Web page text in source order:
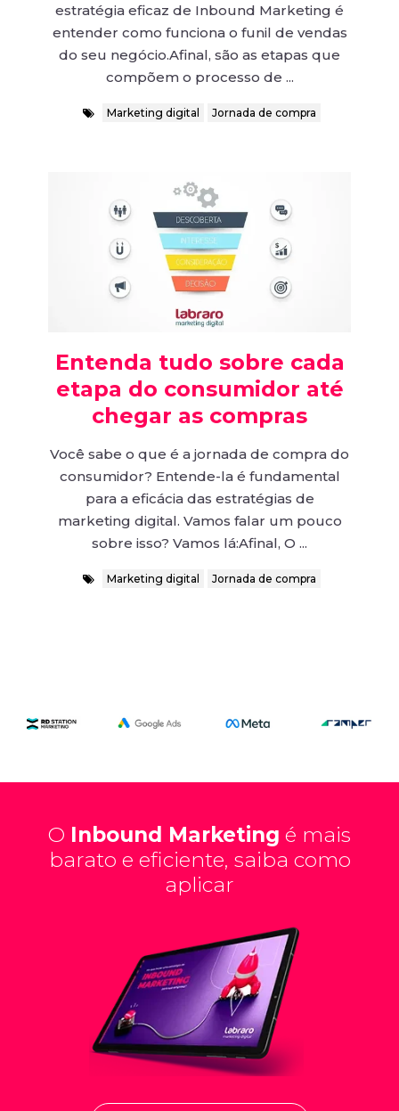
estratégia eficaz de Inbound Marketing é
entender como funciona o funil de vendas
do seu negócio.Afinal, são as etapas que
compõem o processo de ...
Marketing digital Jornada de compra
Entenda tudo sobre cada
etapa do consumidor até
chegar as compras
Você sabe o que é a jornada de compra do
consumidor? Entende-la é fundamental
para a eficácia das estratégias de
marketing digital. Vamos falar um pouco
sobre isso? Vamos lá:Afinal, O ...
Marketing digital Jornada de compra
O Inbound Marketing é mais
barato e eficiente, saiba como
aplicar